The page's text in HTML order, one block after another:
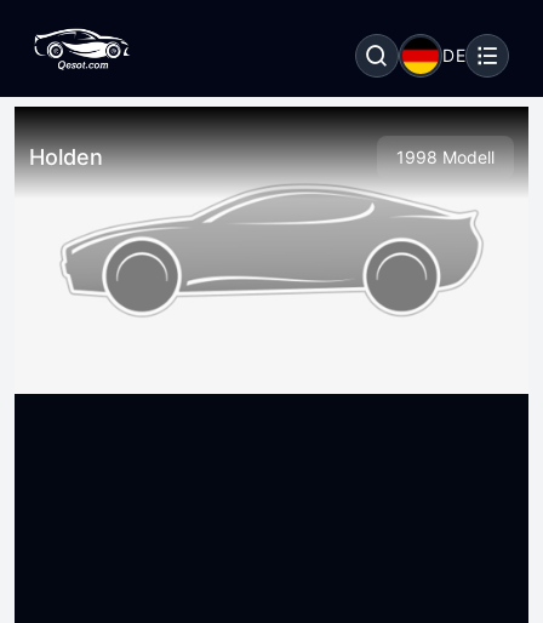
DE
Holden 1998 Modell